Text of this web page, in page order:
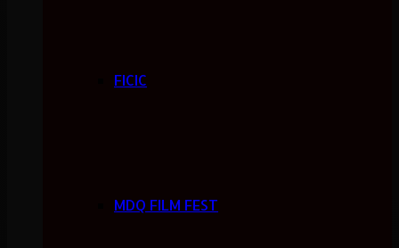
FICIC
MDQ FILM FEST